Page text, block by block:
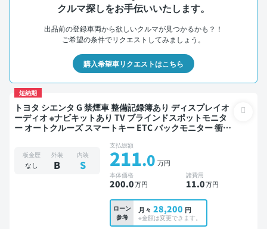
クルマ探しをお手伝いいたします。
出品前の登録車両から欲しいクルマが見つかるかも？！
ご希望の条件でリクエストしてみましょう。
購入希望車リクエストはこちら
短納期
トヨタ シエンタ G 禁煙車 整備記録簿あり ディスプレイオ
ーディオ ※ナビキットあり TV ブラインドスポットモニタ
ー オートクルーズ スマートキー ETC バックモニター 衝突
板金歴
なし
外装
B
内装
S
支払総額
211.0 万円
本体価格
200.0万円
諸費用
11.0万円
ローン
参考
月々 28,200 円
※金額は変更できます。